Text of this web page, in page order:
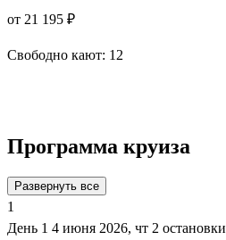
от 21 195 ₽
Свободно кают: 12
Программа круиза
Развернуть все
1
День 1 4 июня 2026, чт 2 остановки